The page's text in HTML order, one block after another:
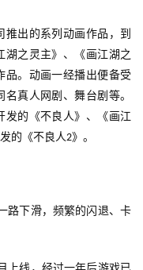
出的系列动画作品，到
湖之灵主》、《画江湖之
。动画一经播出便备受
真人网剧、舞台剧等。
发的《不良人》、《画江
的《不良人2》。
路下滑，频繁的闪退、卡